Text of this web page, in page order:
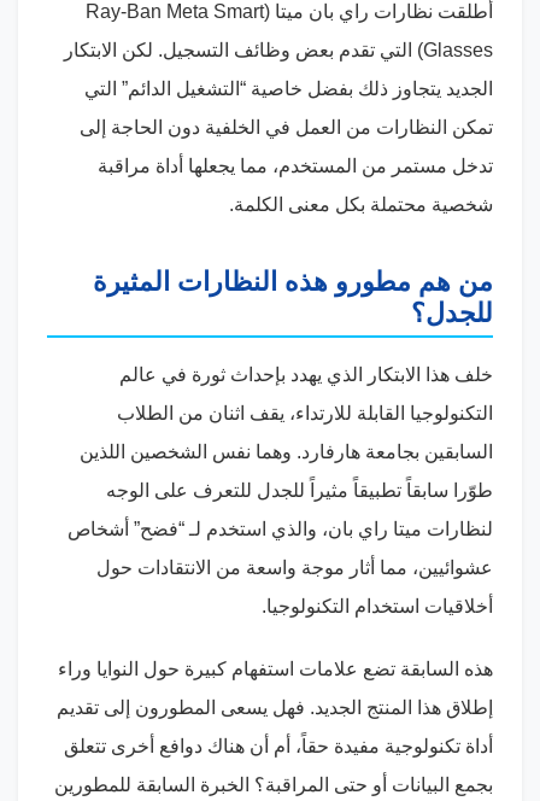
أطلقت نظارات راي بان ميتا (Ray-Ban Meta Smart
Glasses) التي تقدم بعض وظائف التسجيل. لكن الابتكار
الجديد يتجاوز ذلك بفضل خاصية “التشغيل الدائم” التي
تمكن النظارات من العمل في الخلفية دون الحاجة إلى
تدخل مستمر من المستخدم، مما يجعلها أداة مراقبة
شخصية محتملة بكل معنى الكلمة.
من هم مطورو هذه النظارات المثيرة
للجدل؟
خلف هذا الابتكار الذي يهدد بإحداث ثورة في عالم
التكنولوجيا القابلة للارتداء، يقف اثنان من الطلاب
السابقين بجامعة هارفارد. وهما نفس الشخصين اللذين
طوّرا سابقاً تطبيقاً مثيراً للجدل للتعرف على الوجه
لنظارات ميتا راي بان، والذي استخدم لـ “فضح” أشخاص
عشوائيين، مما أثار موجة واسعة من الانتقادات حول
أخلاقيات استخدام التكنولوجيا.
هذه السابقة تضع علامات استفهام كبيرة حول النوايا وراء
إطلاق هذا المنتج الجديد. فهل يسعى المطورون إلى تقديم
أداة تكنولوجية مفيدة حقاً، أم أن هناك دوافع أخرى تتعلق
بجمع البيانات أو حتى المراقبة؟ الخبرة السابقة للمطورين